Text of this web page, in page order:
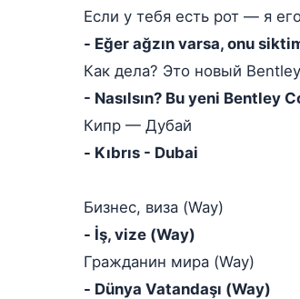
Если у тебя есть рот — я
- Eğer ağzın varsa, onu
Как дела? Это новый
- Nasılsın? Bu yeni
Кипр — Дубай
- Kıbrıs - Dubai
Бизнес, виза (Way)
- İş, vize (Way)
Гражданин мира (Way)
- Dünya Vatandaşı (Way)